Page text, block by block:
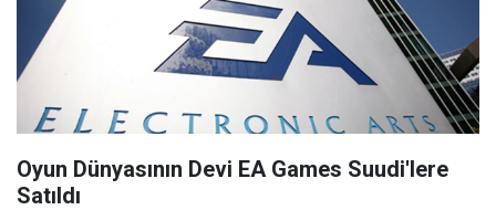
Oyun Dünyasının Devi EA Games Suudi'lere
Satıldı